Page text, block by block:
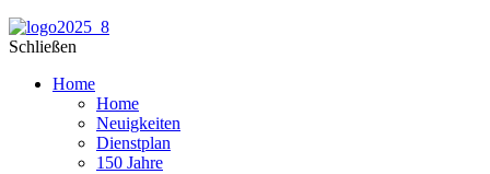
Schließen
Home
Home
Neuigkeiten
Dienstplan
150 Jahre